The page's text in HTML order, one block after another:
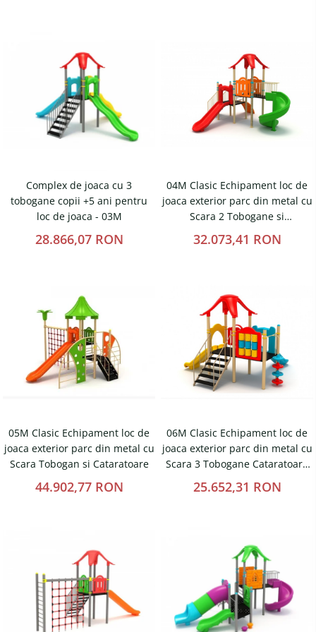
Porti fotbal / handball
Mese picnic
Panouri PUBLICITARE
Ghivece de exterior
Ghivece din beton
Stalpi camere video
Stalpi / bolarzi de delimitare
pentru trotuar
Cismea stradala / gradina
Magazie pubele / tomberoane
Mobilier urban
DIZABILITATI
Complex de joaca cu 3
tobogane copii +5 ani pentru
loc de joaca - 03M
28.866,07 RON
04M Clasic Echipament loc de
joaca exterior parc din metal cu
Scara 2 Tobogane si
Cataratoare
32.073,41 RON
05M Clasic Echipament loc de
joaca exterior parc din metal cu
Scara Tobogan si Cataratoare
44.902,77 RON
06M Clasic Echipament loc de
joaca exterior parc din metal cu
Scara 3 Tobogane Cataratoare
si Activitati
25.652,31 RON